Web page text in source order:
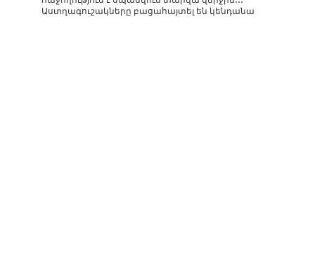
Աստղագուշակները բացահայտել են կենդանա